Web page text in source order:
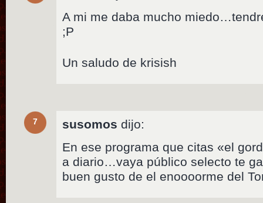
A mi me daba mucho
;P
Un saludo de krisish
7 susomos dijo:
En ese programa que citas «el
a diario…vaya público selecto te
buen gusto de el enoooorme del